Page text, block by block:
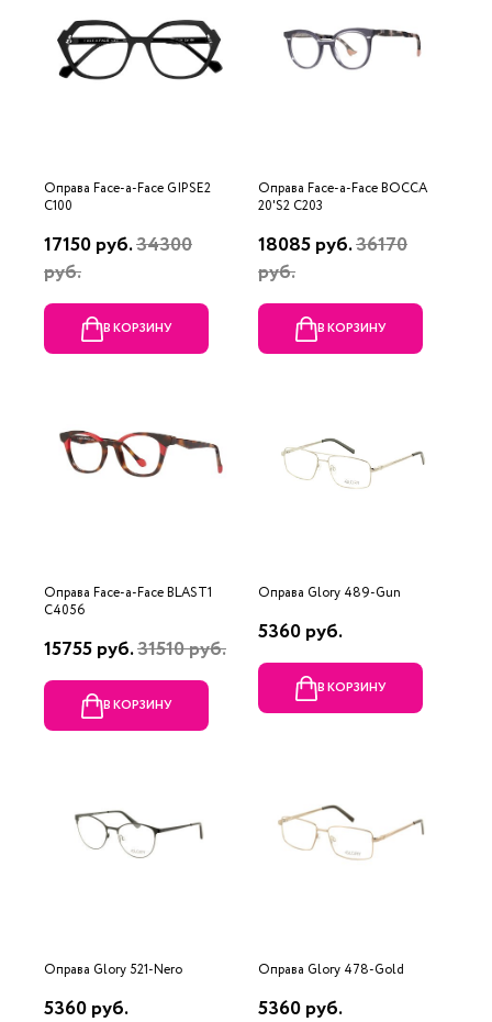
Оправа Face-a-Face GIPSE2
C100
17150 руб.34300
руб.
В КОРЗИНУ
Оправа Face-a-Face BOCCA
20'S2 C203
18085 руб.36170
руб.
В КОРЗИНУ
Оправа Face-a-Face BLAST1
C4056
15755 руб.31510 руб.
В КОРЗИНУ
Оправа Glory 489-Gun
5360 руб.
В КОРЗИНУ
Оправа Glory 521-Nero
5360 руб.
Оправа Glory 478-Gold
5360 руб.